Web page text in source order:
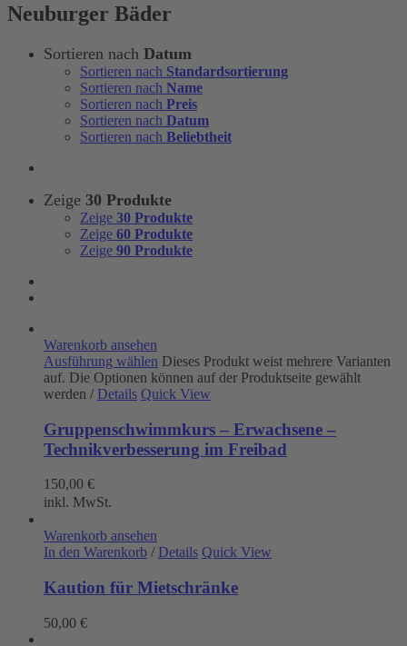
Neuburger Bäder
Sortieren nach Datum
Sortieren nach Standardsortierung
Sortieren nach Name
Sortieren nach Preis
Sortieren nach Datum
Sortieren nach Beliebtheit
Zeige 30 Produkte
Zeige 30 Produkte
Zeige 60 Produkte
Zeige 90 Produkte
Warenkorb ansehen
Ausführung wählen Dieses Produkt weist mehrere Varianten
auf. Die Optionen können auf der Produktseite gewählt
werden / Details Quick View
Gruppenschwimmkurs – Erwachsene –
Technikverbesserung im Freibad
150,00 €
inkl. MwSt.
Warenkorb ansehen
In den Warenkorb / Details Quick View
Kaution für Mietschränke
50,00 €